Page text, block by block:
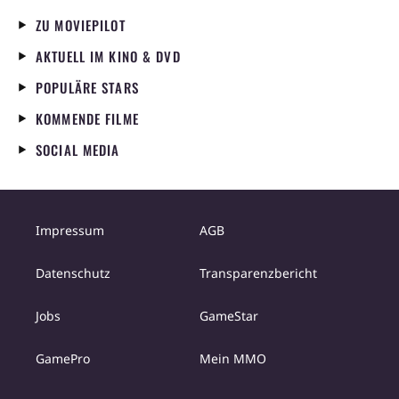
ZU MOVIEPILOT
AKTUELL IM KINO & DVD
POPULÄRE STARS
KOMMENDE FILME
SOCIAL MEDIA
Impressum AGB
Datenschutz Transparenzbericht
Jobs GameStar
GamePro Mein MMO